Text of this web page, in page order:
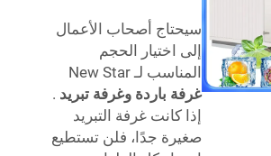
سيحتاج أصحاب الأعمال
إلى اختيار الحجم
المناسب لـ New Star
غرفة باردة وغرفة تبريد.
إذا كانت غرفة التبريد
صغيرة جدًا، فلن تستطيع